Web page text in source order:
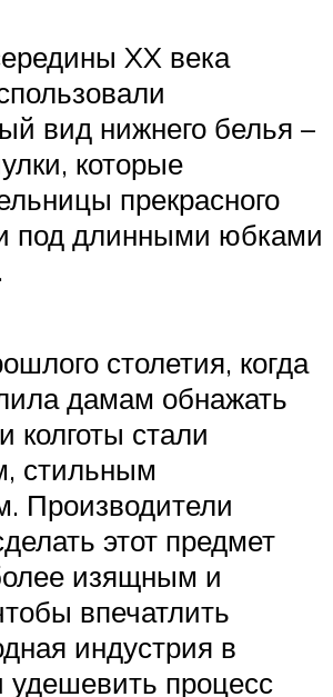
XX века
вид нижнего белья –
которые
прекрасного
под длинными юбками
столетия, когда
дамам обнажать
колготы стали
стильным
Производители
этот предмет
изящным и
впечатлить
индустрия в
удешевить процесс